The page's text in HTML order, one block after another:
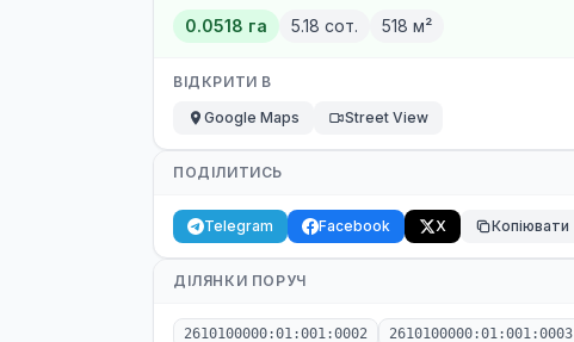
0.0518 га 5.18 сот. 518 м²
ВІДКРИТИ В
Google Maps
Street View
ПОДІЛИТИСЬ
Telegram Facebook X Копіювати
ДІЛЯНКИ ПОРУЧ
2610100000:01:001:0002
2610100000:01:001:0003